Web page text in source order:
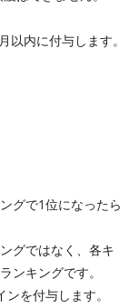
内に付与します。
グで1位になったら
グではなく、各キ
ンキングです。
を付与します。